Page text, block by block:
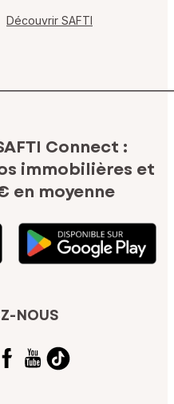
Découvrir SAFTI
Connect :
immobilières et
en moyenne
NOUS